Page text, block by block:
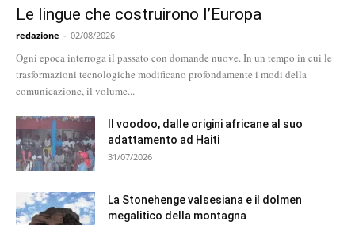
Le lingue che costruirono l’Europa
redazione - 02/08/2026
Ogni epoca interroga il passato con domande nuove. In un tempo in cui le
trasformazioni tecnologiche modificano profondamente i modi della
comunicazione, il volume...
Il voodoo, dalle origini africane al suo
adattamento ad Haiti
31/07/2026
La Stonehenge valsesiana e il dolmen
megalitico della montagna